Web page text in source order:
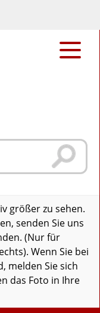
größer zu sehen.
senden Sie uns
(Nur für
Wenn Sie bei
melden Sie sich
das Foto in Ihre